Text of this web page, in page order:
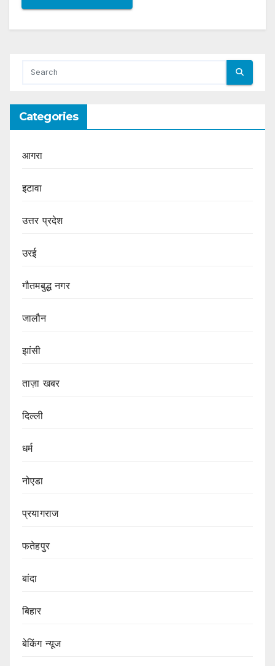
Categories
आगरा
इटावा
उत्तर प्रदेश
उरई
गौतमबुद्ध नगर
जालौन
झांसी
ताज़ा खबर
दिल्ली
धर्म
नोएडा
प्रयागराज
फतेहपुर
बांदा
बिहार
बेकिंग न्यूज